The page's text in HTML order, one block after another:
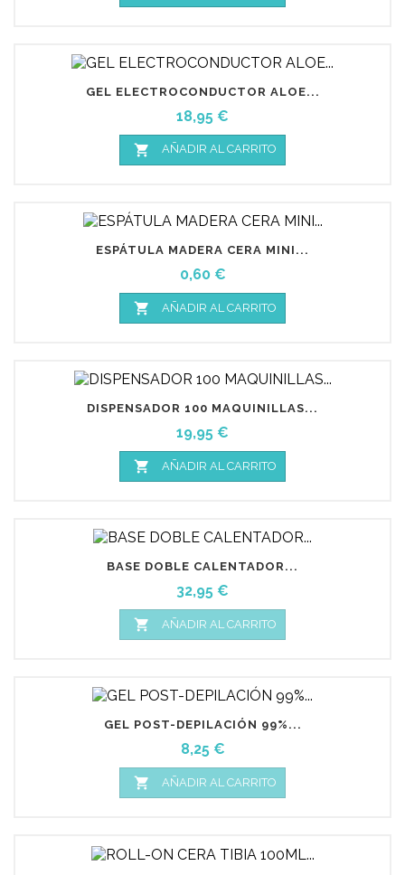
GEL ELECTROCONDUCTOR ALOE...
Precio
18,95 €
 AÑADIR AL CARRITO
ESPÁTULA MADERA CERA MINI...
Precio
0,60 €
 AÑADIR AL CARRITO
DISPENSADOR 100 MAQUINILLAS...
Precio
19,95 €
 AÑADIR AL CARRITO
BASE DOBLE CALENTADOR...
Precio
32,95 €
 AÑADIR AL CARRITO
GEL POST-DEPILACIÓN 99%...
Precio
8,25 €
 AÑADIR AL CARRITO